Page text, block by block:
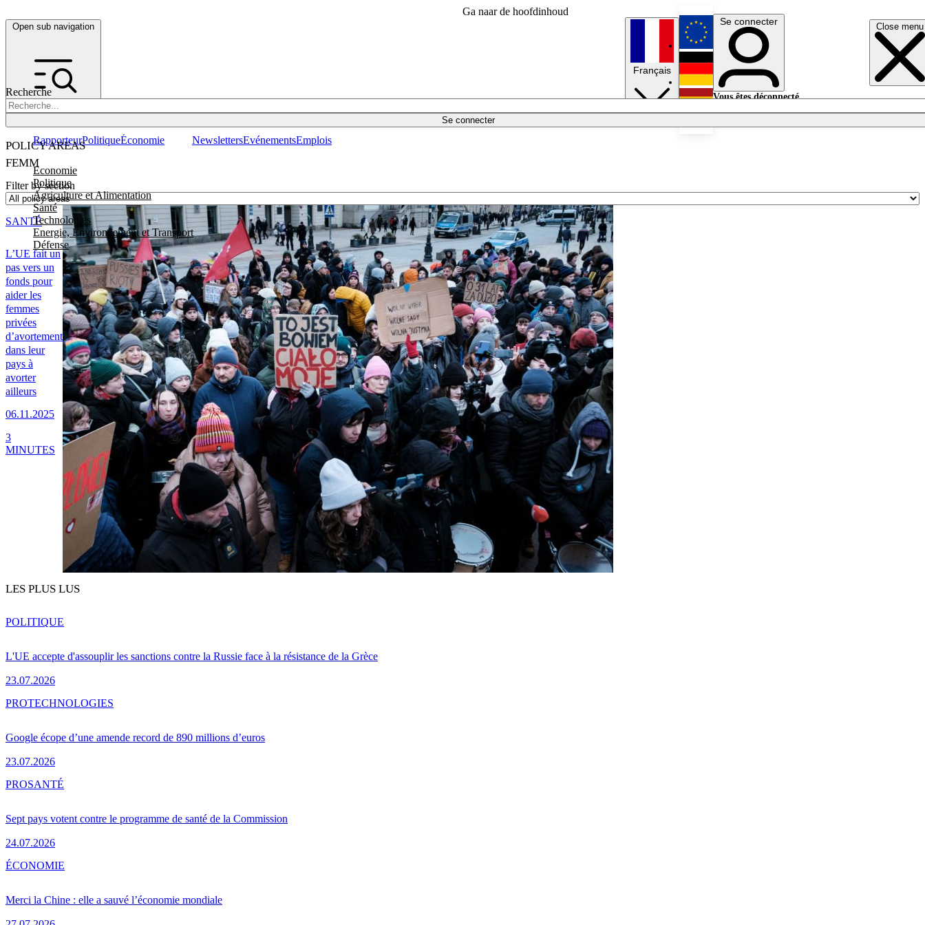
Ga naar de hoofdinhoud
Open sub navigation Close menu
Recherche
Se connecter
POLICY AREAS
Economie
Politique
Agriculture et Alimentation
Santé
Technologies
Energie, Environnement et Transport
Défense
RapporteurPolitiqueÉconomie NewslettersEvénementsEmplois
Français
English
Deutsch
Se connecter
Vous êtes déconnecté.
FEMM
Filter by section
L’UE fait un
pas vers un
fonds pour
aider les
femmes
privées
d’avortement
dans leur
pays à
avorter
ailleurs
06.11.2025
SANTÉ
3
MINUTES
LES PLUS LUS
L'UE accepte d'assouplir les sanctions contre la Russie face à la résistance de la Grèce
23.07.2026
POLITIQUE
Google écope d’une amende record de 890 millions d’euros
23.07.2026
PROTECHNOLOGIES
Sept pays votent contre le programme de santé de la Commission
24.07.2026
PROSANTÉ
Merci la Chine : elle a sauvé l’économie mondiale
ÉCONOMIE